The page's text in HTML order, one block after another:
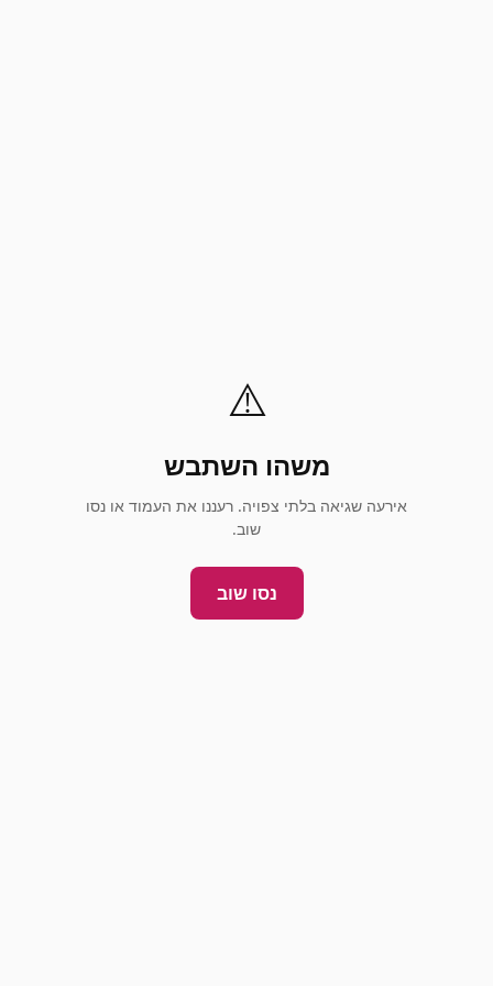
⚠️
משהו השתבש
אירעה שגיאה בלתי צפויה. רעננו את העמוד או נסו
שוב.
נסו שוב